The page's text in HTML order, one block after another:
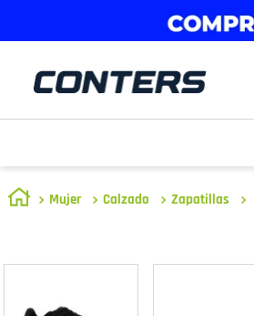
Mujer Calzado Zapatillas